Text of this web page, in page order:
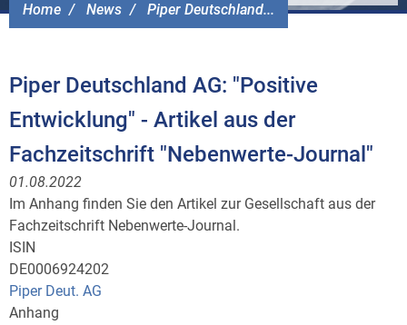
Home News Piper Deutschland...
Piper Deutschland AG: "Positive
Entwicklung" - Artikel aus der
Fachzeitschrift "Nebenwerte-Journal"
01.08.2022
Im Anhang finden Sie den Artikel zur Gesellschaft aus der
Fachzeitschrift Nebenwerte-Journal.
ISIN
DE0006924202
Piper Deut. AG
Anhang